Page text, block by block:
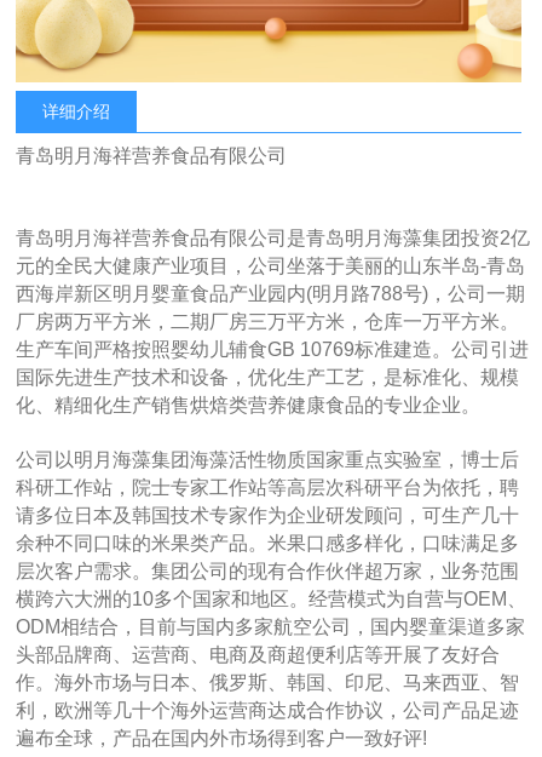
详细介绍
青岛明月海祥营养食品有限公司
青岛明月海祥营养食品有限公司是青岛明月海藻集团投资2亿
元的全民大健康产业项目，公司坐落于美丽的山东半岛-青岛
西海岸新区明月婴童食品产业园内(明月路788号)，公司一期
厂房两万平方米，二期厂房三万平方米，仓库一万平方米。
生产车间严格按照婴幼儿辅食GB 10769标准建造。公司引进
国际先进生产技术和设备，优化生产工艺，是标准化、规模
化、精细化生产销售烘焙类营养健康食品的专业企业。
公司以明月海藻集团海藻活性物质国家重点实验室，博士后
科研工作站，院士专家工作站等高层次科研平台为依托，聘
请多位日本及韩国技术专家作为企业研发顾问，可生产几十
余种不同口味的米果类产品。米果口感多样化，口味满足多
层次客户需求。集团公司的现有合作伙伴超万家，业务范围
横跨六大洲的10多个国家和地区。经营模式为自营与OEM、
ODM相结合，目前与国内多家航空公司，国内婴童渠道多家
头部品牌商、运营商、电商及商超便利店等开展了友好合
作。海外市场与日本、俄罗斯、韩国、印尼、马来西亚、智
利，欧洲等几十个海外运营商达成合作协议，公司产品足迹
遍布全球，产品在国内外市场得到客户一致好评!